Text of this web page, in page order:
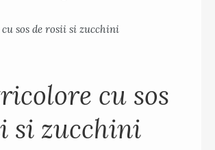
cu sos
si zucchini